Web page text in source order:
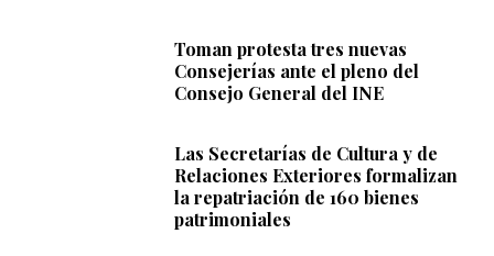
Toman protesta tres nuevas
Consejerías ante el pleno del
Consejo General del INE
Las Secretarías de Cultura y de
Relaciones Exteriores formalizan
la repatriación de 160 bienes
patrimoniales